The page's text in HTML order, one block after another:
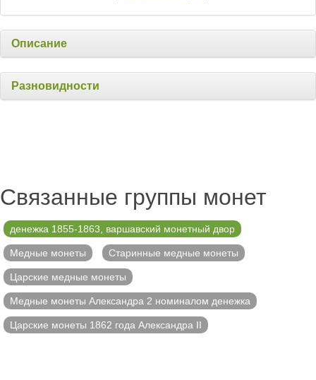
Описание
Разновидности
Связанные группы монет
денежка 1855-1863, варшавский монетный двор
Медные монеты Старинные медные монеты
Царские медные монеты
Медные монеты Александра 2 номиналом денежка
Царские монеты 1862 года Александра II